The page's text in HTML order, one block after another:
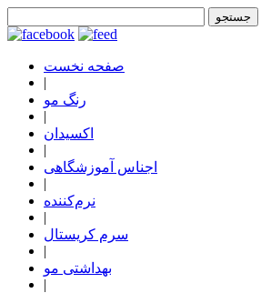
صفحه نخست
|
رنگ مو
|
اکسیدان
|
اجناس آموزشگاهی
|
نرم‌کننده
|
سرم کریستال
|
بهداشتی مو
|